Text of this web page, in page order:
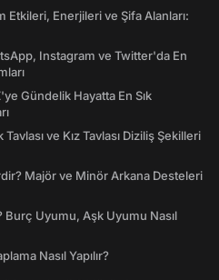
Etkileri, Enerjileri ve Şifa Alanları:
Instagram ve Twitter'da En
Gündelik Hayatta En Sık
ve Kız Tavlası Diziliş Şekilleri
Majör ve Minör Arkana Desteleri
Uyumu, Aşk Uyumu Nasıl
Nasıl Yapılır?